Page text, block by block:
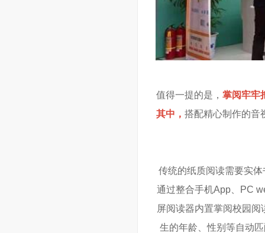
值得一提的是， 掌阅牢牢
其中， 搭配精心制作的音
传统的纸质阅读需要实体
通过整合手机App、PC
屏阅读器内置掌阅校园
生的年龄、性别等自动